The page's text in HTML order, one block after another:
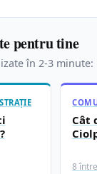
pentru tine
în 2-3 minute:
Cât
8